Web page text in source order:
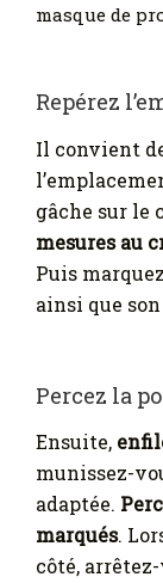
masque de
Repérez
Il convient
gâche sur le
mesures au
Puis
ainsi que
Percez la
Ensuite,
munissez-
adaptée.
marqués.
côté,